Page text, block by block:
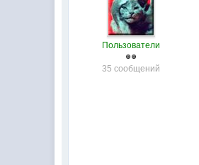
Пользователи
35 сообщений